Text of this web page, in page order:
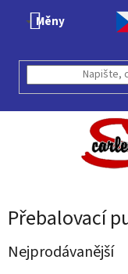
Měny
Přebalovací
Nejprodávanější